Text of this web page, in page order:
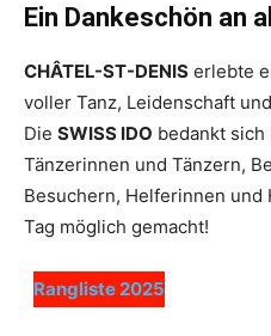
Ein Dankeschön an
CHÂTEL-ST-DENIS erlebte
voller Tanz, Leidenschaft
Die SWISS IDO bedankt
Tänzerinnen und Tänzern,
Besuchern, Helferinnen und
Tag möglich gemacht!
Rangliste 2025